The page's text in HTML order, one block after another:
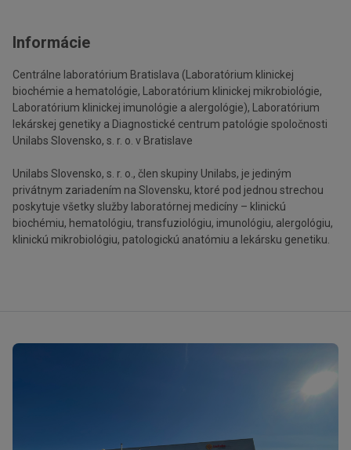
Informácie
Centrálne laboratórium Bratislava (Laboratórium klinickej
biochémie a hematológie, Laboratórium klinickej mikrobiológie,
Laboratórium klinickej imunológie a alergológie), Laboratórium
lekárskej genetiky a Diagnostické centrum patológie spoločnosti
Unilabs Slovensko, s. r. o. v Bratislave
Unilabs Slovensko, s. r. o., člen skupiny Unilabs, je jediným
privátnym zariadením na Slovensku, ktoré pod jednou strechou
poskytuje všetky služby laboratórnej medicíny – klinickú
biochémiu, hematológiu, transfuziológiu, imunológiu, alergológiu,
klinickú mikrobiológiu, patologickú anatómiu a lekársku genetiku.